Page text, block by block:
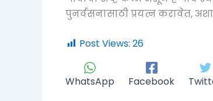
पुनर्वसनासाठी प्रयत्न करावेत,
Post Views: 26
WhatsApp Facebook